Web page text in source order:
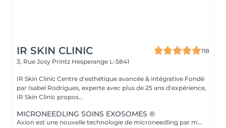
IR SKIN CLINIC
118
3, Rue Josy Printz Hesperange L-5841
IR Skin Clinic Centre d'esthétique avancée & intégrative Fondé
par Isabel Rodrigues, experte avec plus de 25 ans d'expérience,
IR Skin Clinic propos...
MICRONEEDLING SOINS EXOSOMES ®
Axion est une nouvelle technologie de microneedling par mesoestetic qui crée des micro-canaux dans la peau pour une régénération améliorée. Elle est associée aux nouveaux cocktails c.prof mesoxome®, qui intègrent des exosomes, PDRN, niacinamide et AD+ pour cibler le vieillissement, la fermeté et la revitalisation cutanée. Ce soin est toujours réalisé après un skin diagnostic directement réservable dans la rubrique esthétique avancée. pour votre sécurité et nous nous réservons le droit de modifier le traitement.